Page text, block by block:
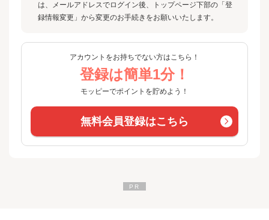
は、メールアドレスでログイン後、トップページ下部の「登
録情報変更」から変更のお手続きをお願いいたします。
アカウントをお持ちでない方はこちら！
登録は簡単1分！
モッピーでポイントを貯めよう！
無料会員登録はこちら